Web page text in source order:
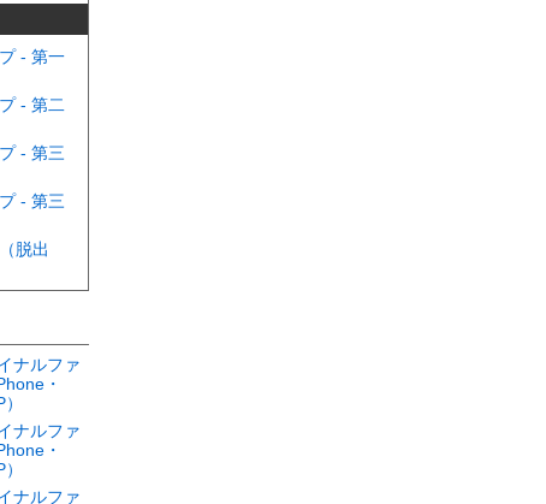
- 第一
- 第二
- 第三
- 第三
脱出
ナルファ
・
ナルファ
・
ナルファ